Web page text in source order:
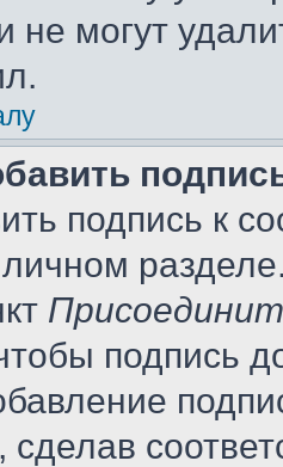
не могут
подпись к
подпись